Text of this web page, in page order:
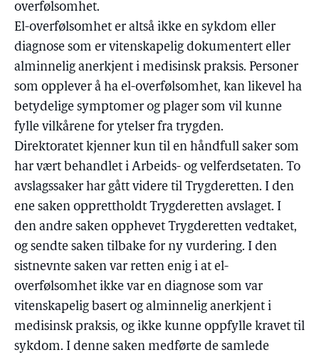
overfølsomhet.
El-overfølsomhet er altså ikke en sykdom eller
diagnose som er vitenskapelig dokumentert eller
alminnelig anerkjent i medisinsk praksis. Personer
som opplever å ha el-overfølsomhet, kan likevel ha
betydelige symptomer og plager som vil kunne
fylle vilkårene for ytelser fra trygden.
Direktoratet kjenner kun til en håndfull saker som
har vært behandlet i Arbeids- og velferdsetaten. To
avslagssaker har gått videre til Trygderetten. I den
ene saken opprettholdt Trygderetten avslaget. I
den andre saken opphevet Trygderetten vedtaket,
og sendte saken tilbake for ny vurdering. I den
sistnevnte saken var retten enig i at el-
overfølsomhet ikke var en diagnose som var
vitenskapelig basert og alminnelig anerkjent i
medisinsk praksis, og ikke kunne oppfylle kravet til
sykdom. I denne saken medførte de samlede